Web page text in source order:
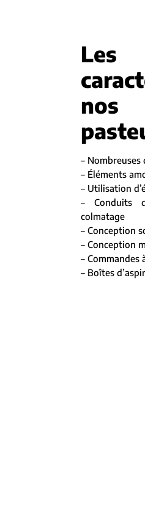
Les
nos
– Nombreuses
– Éléments
– Utilisation
– Conduits
colmatage
– Conception
– Conception
– Commandes
– Boîtes